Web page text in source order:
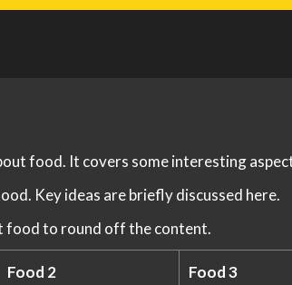
food. It covers some interesting
Key ideas are briefly discussed here.
food to round off the content.
Food 2 Food 3